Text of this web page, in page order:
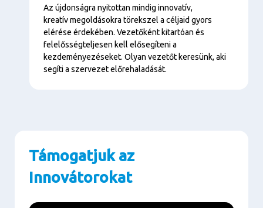
Az újdonságra nyitottan mindig innovatív,
kreatív megoldásokra törekszel a céljaid gyors
elérése érdekében. Vezetőként kitartóan és
felelősségteljesen kell elősegíteni a
kezdeményezéseket. Olyan vezetőt keresünk, aki
segíti a szervezet előrehaladását.
Támogatjuk az
Innovátorokat